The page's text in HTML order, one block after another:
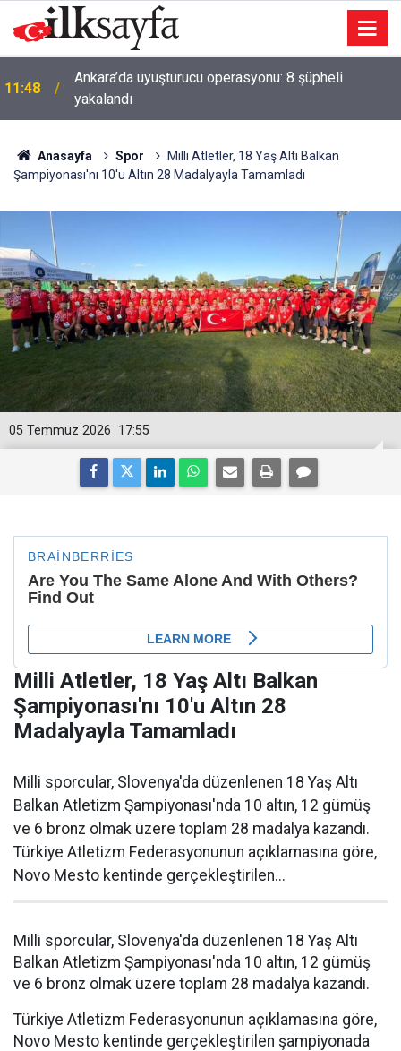
11:48
Ankara’da uyuşturucu operasyonu: 8 şüpheli
yakalandı
Anasayfa Spor
Milli Atletler, 18 Yaş Altı Balkan
Şampiyonası'nı 10'u Altın 28 Madalyayla Tamamladı
17:55
05 Temmuz 2026
Milli Atletler, 18 Yaş Altı Balkan
Şampiyonası'nı 10'u Altın 28
Madalyayla Tamamladı
Milli sporcular, Slovenya'da düzenlenen 18 Yaş Altı
Balkan Atletizm Şampiyonası'nda 10 altın, 12 gümüş
ve 6 bronz olmak üzere toplam 28 madalya kazandı.
Türkiye Atletizm Federasyonunun açıklamasına göre,
Novo Mesto kentinde gerçekleştirilen...
Milli sporcular, Slovenya'da düzenlenen 18 Yaş Altı
Balkan Atletizm Şampiyonası'nda 10 altın, 12 gümüş
ve 6 bronz olmak üzere toplam 28 madalya kazandı.
Türkiye Atletizm Federasyonunun açıklamasına göre,
Novo Mesto kentinde gerçekleştirilen şampiyonada